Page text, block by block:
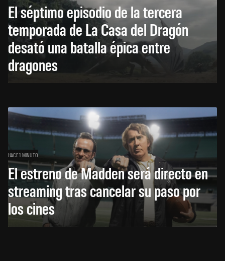
El séptimo episodio de la tercera
temporada de La Casa del Dragón
desató una batalla épica entre
dragones
HACE 1 MINUTO
El estreno de Madden será directo en
streaming tras cancelar su paso por
los cines